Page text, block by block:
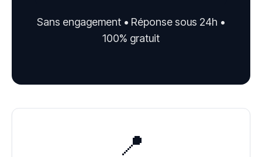
Sans engagement • Réponse sous 24h •
100% gratuit
📍